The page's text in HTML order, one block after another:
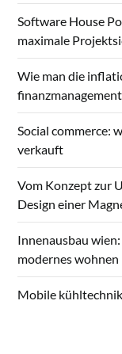
Software House
maximale
Wie man die
Social commerce:
verkauft
Vom Konzept zur
Design einer
Innenausbau
modernes wohnen
Mobile